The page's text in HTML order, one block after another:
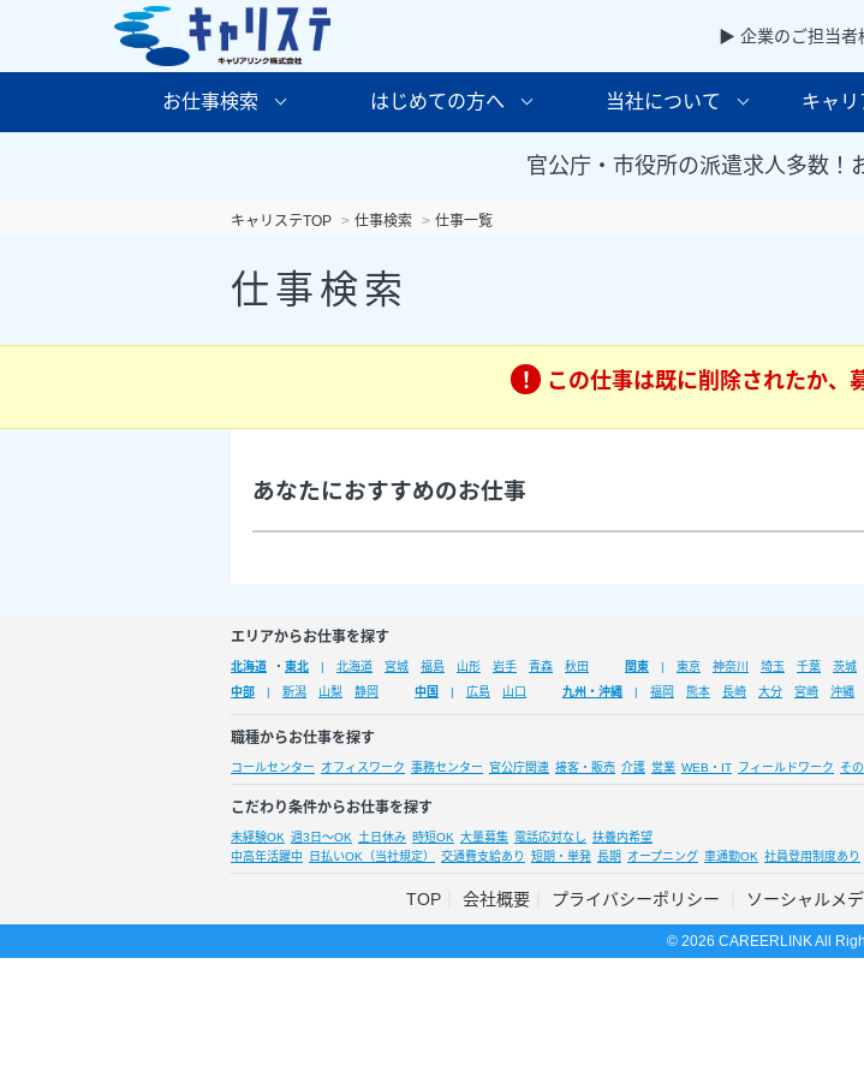
▶ 企業のご担当者
お仕事検索 はじめての方へ 当社について キャ
官公庁・市役所の派遣求人多数！
キャリステTOP 仕事検索 仕事一覧
仕事検索
この仕事は既に削除されたか、
あなたにおすすめのお仕事
エリアからお仕事を探す
北海道 ・ 東北 北海道 宮城 福島 山形 岩手 青森 秋田 関東 東京 神奈川 埼玉 千葉 茨城
中部
新潟 山梨 静岡 中国 広島 山口 九州・沖縄 福岡 熊本 長崎 大分 宮崎 沖縄
職種からお仕事を探す
コールセンター オフィスワーク 事務センター 官公庁関連 接客・販売 介護 営業 WEB・IT フィールドワーク そ
こだわり条件からお仕事を探す
未経験OK 週3日～OK 土日休み 時短OK 大量募集 電話応対なし 扶養内希望
中高年活躍中
日払いOK（当社規定） 交通費支給あり 短期・単発 長期 オープニング 車通勤OK 社員登用制度あり
TOP 会社概要 プライバシーポリシー ソーシャルメ
© 2026 CAREERLINK All